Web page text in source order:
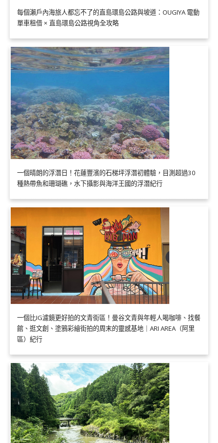
每個瀨戶內海旅人都忘不了的直島環島公路與坡道：OUGIYA 電動
單車租借 × 直島環島公路視角全攻略
一個晴朗的浮潛日！花蓮豐濱的石梯坪浮潛初體驗，目測超過30
種熱帶魚和珊瑚礁，水下攝影與海洋王國的浮潛紀行
一個比IG濾鏡更好拍的文青街區！曼谷文青與年輕人喝咖啡、找餐
館、逛文創、塗鴉彩繪街拍的周末的靈感基地｜ARI AREA（阿里
區）紀行